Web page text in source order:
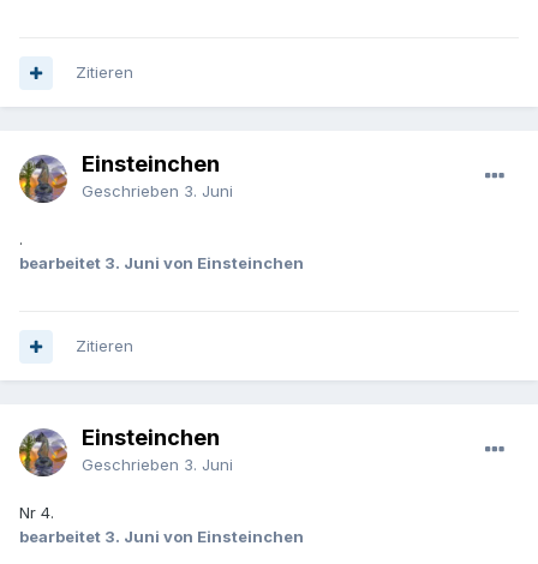
Zitieren
Einsteinchen
Geschrieben 3. Juni
.
bearbeitet 3. Juni von Einsteinchen
Zitieren
Einsteinchen
Geschrieben 3. Juni
Nr 4.
bearbeitet 3. Juni von Einsteinchen